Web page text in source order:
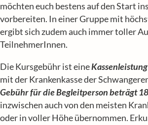
möchten euch bestens auf den Start
vorbereiten. In einer Gruppe mit
ergibt sich zudem auch immer toller
TeilnehmerInnen.
Die Kursgebühr ist eineKassenleistung
mit der Krankenkasse der
Gebühr für die Begleitperson beträgt
inzwischen auch von den meisten
oder in voller Höhe übernommen.